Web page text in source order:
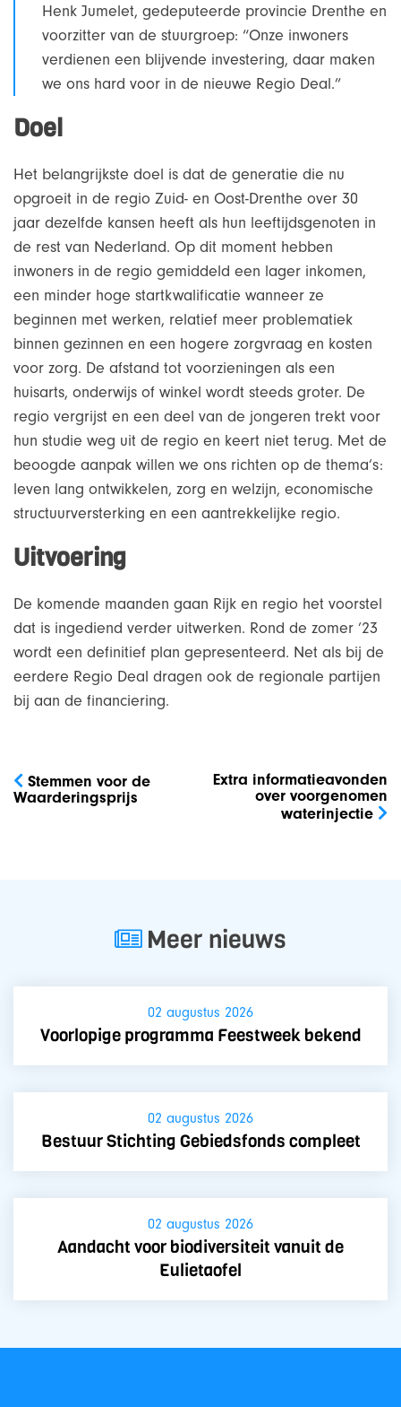
Henk Jumelet, gedeputeerde provincie Drenthe en
voorzitter van de stuurgroep: “Onze inwoners
verdienen een blijvende investering, daar maken
we ons hard voor in de nieuwe Regio Deal.”
Doel
Het belangrijkste doel is dat de generatie die nu
opgroeit in de regio Zuid- en Oost-Drenthe over 30
jaar dezelfde kansen heeft als hun leeftijdsgenoten in
de rest van Nederland. Op dit moment hebben
inwoners in de regio gemiddeld een lager inkomen,
een minder hoge startkwalificatie wanneer ze
beginnen met werken, relatief meer problematiek
binnen gezinnen en een hogere zorgvraag en kosten
voor zorg. De afstand tot voorzieningen als een
huisarts, onderwijs of winkel wordt steeds groter. De
regio vergrijst en een deel van de jongeren trekt voor
hun studie weg uit de regio en keert niet terug. Met de
beoogde aanpak willen we ons richten op de thema’s:
leven lang ontwikkelen, zorg en welzijn, economische
structuurversterking en een aantrekkelijke regio.
Uitvoering
De komende maanden gaan Rijk en regio het voorstel
dat is ingediend verder uitwerken. Rond de zomer ’23
wordt een definitief plan gepresenteerd. Net als bij de
eerdere Regio Deal dragen ook de regionale partijen
bij aan de financiering.
navigatie
Stemmen voor de
Waarderingsprijs
Extra informatieavonden
over voorgenomen
waterinjectie
Meer nieuws
02 augustus 2026
Voorlopige programma Feestweek bekend
02 augustus 2026
Bestuur Stichting Gebiedsfonds compleet
02 augustus 2026
Aandacht voor biodiversiteit vanuit de
Eulietaofel